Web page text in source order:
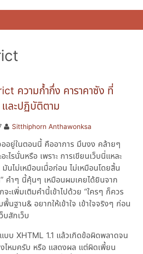
ความก้ำกึ่ง คาราคาซัง ที่
และปฏิบัติตาม
Sitthiphorn Anthawonksa
อยู่ในตอนนี้ คืออาการ มึนงง คล้ายๆ
ะไรนั่นหรือ เพราะ การเขียนเว็บนี่แหละ
นไม่เหมือนเมื่อก่อน ไม่เหมือนโดยสิ้น
” คำๆ นี้คุ้นๆ เหมือนผมเคยได้ยินจาก
ะเพิ่มเติมคำนี้เข้าไปด้วย “ใครๆ ก็ควร
พื้นฐาน& อยากให้เข้าใจ เข้าใจจริงๆ ก่อน
บสักเว็บ
บบ XHTML 1.1 แล้วเกิดข้อผิดพลาดจน
งไหมครับ หรือ แสดงผล แต่ผิดเพี้ยน